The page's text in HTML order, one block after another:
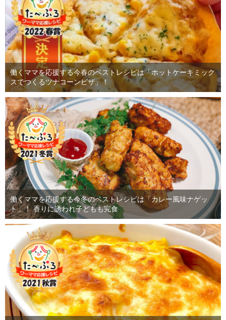
働くママを応援する今春のベストレシピは「ホットケーキミック
スでつくるツナコーンピザ」！
働くママを応援する今冬のベストレシピは「カレー風味ナゲッ
ト」！ 香りに誘われ子どもも完食